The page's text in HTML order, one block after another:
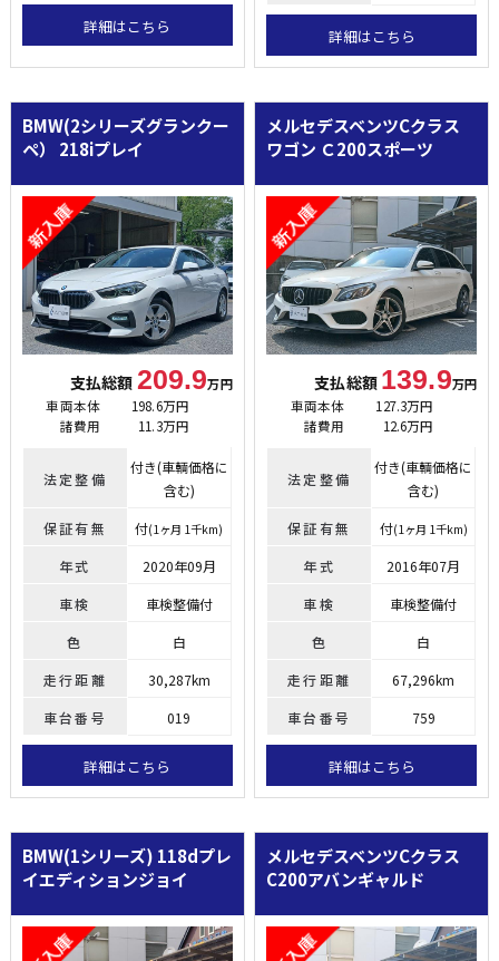
詳細はこちら 詳細はこちら
BMW(2シリーズグランクー
ペ） 218iプレイ
支払総額 209.9万円
車両本体
198.6万円
諸費用
11.3万円
法定整備
付き(車輌価格に
含む)
保証有無
付(1ヶ月 1千km)
年式
2020年09月
車検
車検整備付
色
白
走行距離
30,287km
車台番号
019
詳細はこちら
メルセデスベンツCクラス
ワゴン Ｃ200スポーツ
支払総額 139.9万円
車両本体
127.3万円
諸費用
12.6万円
法定整備
付き(車輌価格に
含む)
保証有無
付(1ヶ月 1千km)
年式
2016年07月
車検
車検整備付
色
白
走行距離
67,296km
車台番号
759
詳細はこちら
BMW(1シリーズ) 118dプレ
イエディションジョイ
メルセデスベンツCクラス
C200アバンギャルド